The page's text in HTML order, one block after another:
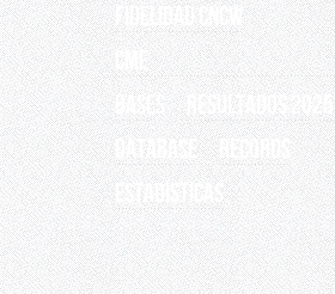
Fidelidad CNCW
CME
BASES
RESULTADOS 2025
Database
Records
ESTADÍSTICAS